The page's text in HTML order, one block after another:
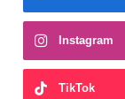
Instagram
TikTok